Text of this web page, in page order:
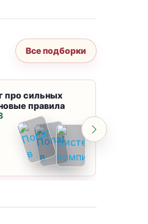
Все подборки
про сильных
правила